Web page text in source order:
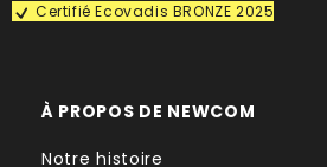
Certifié Ecovadis BRONZE 2025
À PROPOS DE NEWCOM
Notre histoire